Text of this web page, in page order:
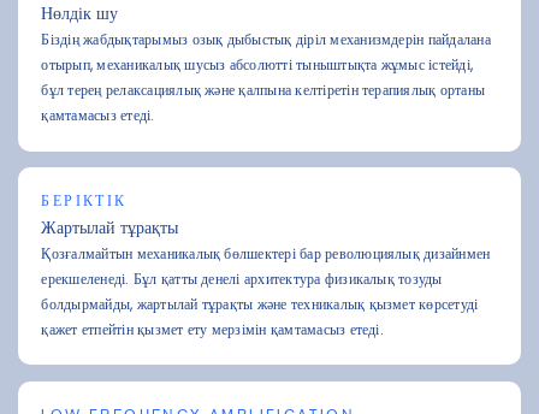
Нөлдік шу
Біздің жабдықтарымыз озық дыбыстық діріл механизмдерін пайдалана
отырып, механикалық шусыз абсолютті тыныштықта жұмыс істейді,
бұл терең релаксациялық және қалпына келтіретін терапиялық ортаны
қамтамасыз етеді.
БЕРІКТІК
Жартылай тұрақты
Қозғалмайтын механикалық бөлшектері бар революциялық дизайнмен
ерекшеленеді. Бұл қатты денелі архитектура физикалық тозуды
болдырмайды, жартылай тұрақты және техникалық қызмет көрсетуді
қажет етпейтін қызмет ету мерзімін қамтамасыз етеді.